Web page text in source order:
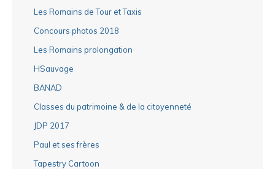
Les Romains de Tour et Taxis
Concours photos 2018
Les Romains prolongation
HSauvage
BANAD
Classes du patrimoine & de la citoyenneté
JDP 2017
Paul et ses frères
Tapestry Cartoon